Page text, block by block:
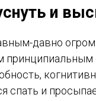
и
давно
спать и